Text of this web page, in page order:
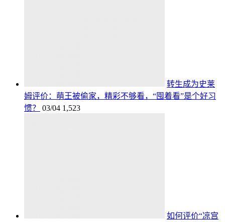
转生成为史莱
姆评价：萌王被偷家，精彩不够看，“囤着看”是个好习
惯？
03/04 1,523
如何评价“凉宫